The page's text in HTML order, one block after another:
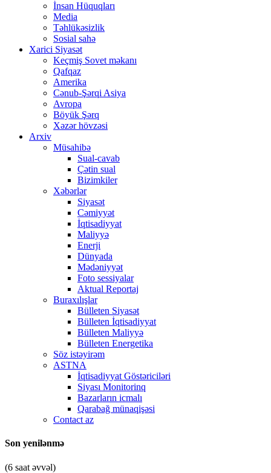
İnsan Hüquqları
Media
Təhlükəsizlik
Sosial sahə
Xarici Siyasət
Keçmiş Sovet məkanı
Qafqaz
Amerika
Cənub-Şərqi Asiya
Avropa
Böyük Şərq
Xəzər hövzəsi
Arxiv
Müsahibə
Sual-cavab
Çətin sual
Bizimkiler
Xəbərlər
Siyasət
Cəmiyyət
İqtisadiyyat
Maliyyə
Enerji
Dünyada
Mədəniyyət
Foto sessiyalar
Aktual Reportaj
Buraxılışlar
Bülleten Siyasət
Bülleten İqtisadiyyat
Bülleten Maliyyə
Bülleten Energetika
Söz istəyirəm
ASTNA
İqtisadiyyat Göstəriciləri
Siyası Monitorinq
Bazarların icmalı
Qarabağ münaqişəsi
Contact az
Son yenilənmə
(6 saat əvvəl)